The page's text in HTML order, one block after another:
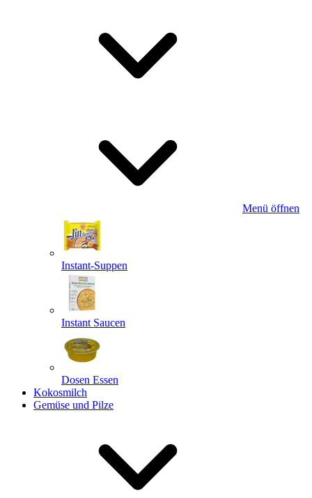
Menü öffnen
Instant-Suppen
Instant Saucen
Dosen Essen
Kokosmilch
Gemüse und Pilze